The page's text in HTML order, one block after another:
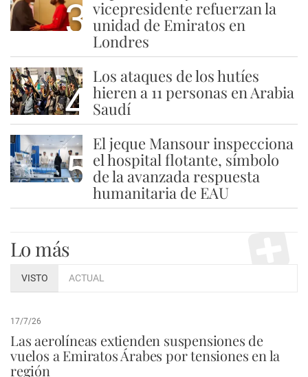
3 vicepresidente refuerzan la
unidad de Emiratos en
Londres
4
Los ataques de los hutíes
hieren a 11 personas en Arabia
Saudí
5
El jeque Mansour inspecciona
el hospital flotante, símbolo
de la avanzada respuesta
humanitaria de EAU
Lo más
VISTO ACTUAL
17/7/26
Las aerolíneas extienden suspensiones de
vuelos a Emiratos Árabes por tensiones en la
región